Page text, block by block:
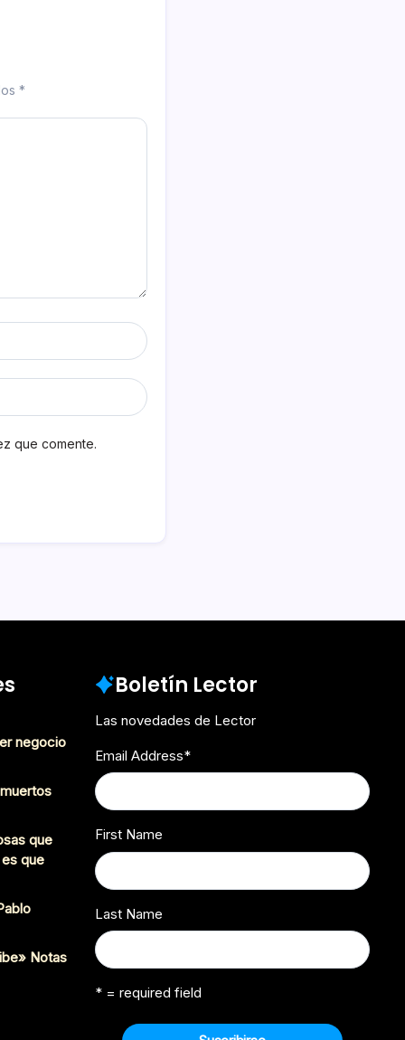
*
que comente.
negocio
que
que
Notas
Boletín Lector
Las novedades de Lector
Email Address*
First Name
Last Name
* = required field